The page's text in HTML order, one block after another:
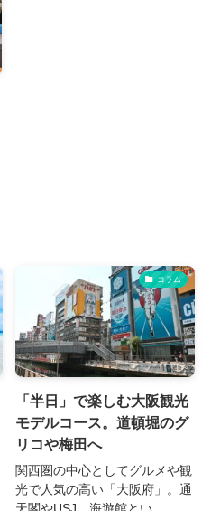
コラム
「半日」で楽しむ大阪観光
モデルコース。道頓堀のグ
リコや梅田へ
関西圏の中心としてグルメや観
光で人気の高い「大阪府」。通